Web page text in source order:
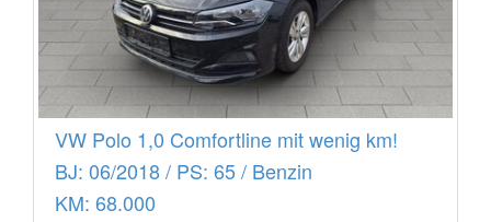
VW Polo 1,0 Comfortline mit wenig km!
BJ: 06/2018 / PS: 65 / Benzin
KM: 68.000